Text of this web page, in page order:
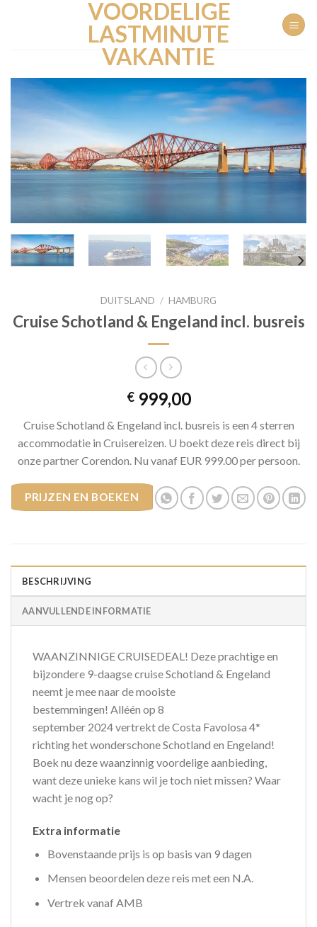
VOORDELIGE
LASTMINUTE
VAKANTIE
DUITSLAND / HAMBURG
Cruise Schotland & Engeland incl. busreis
€999,00
Cruise Schotland & Engeland incl. busreis is een 4 sterren
accommodatie in Cruisereizen. U boekt deze reis direct bij
onze partner Corendon. Nu vanaf EUR 999.00 per persoon.
PRIJZEN EN BOEKEN
BESCHRIJVING
AANVULLENDE INFORMATIE
WAANZINNIGE CRUISEDEAL! Deze prachtige en
bijzondere 9-daagse cruise Schotland & Engeland
neemt je mee naar de mooiste
bestemmingen! Alléén op 8
september 2024 vertrekt de Costa Favolosa 4*
richting het wonderschone Schotland en Engeland!
Boek nu deze waanzinnig voordelige aanbieding,
want deze unieke kans wil je toch niet missen? Waar
wacht je nog op?
Extra informatie
Bovenstaande prijs is op basis van 9 dagen
Mensen beoordelen deze reis met een N.A.
Vertrek vanaf AMB